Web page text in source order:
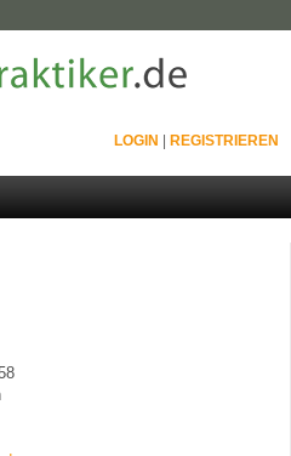
LOGIN REGISTRIEREN